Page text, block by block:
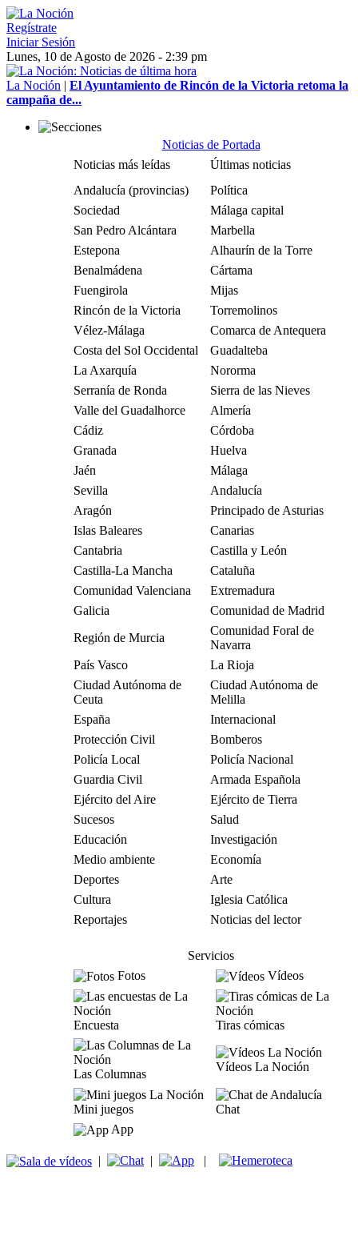
Regístrate
Iniciar Sesión
Lunes, 10 de Agosto de 2026 - 2:39 pm
La Noción | El Ayuntamiento de Rincón de la Victoria retoma la
campaña de...
Noticias de Portada
Noticias más leídas
Últimas noticias
Andalucía (provincias)
Política
Sociedad
Málaga capital
San Pedro Alcántara
Marbella
Estepona
Alhaurín de la Torre
Benalmádena
Cártama
Fuengirola
Mijas
Rincón de la Victoria
Torremolinos
Vélez-Málaga
Comarca de Antequera
Costa del Sol Occidental
Guadalteba
La Axarquía
Nororma
Serranía de Ronda
Sierra de las Nieves
Valle del Guadalhorce
Almería
Cádiz
Córdoba
Granada
Huelva
Jaén
Málaga
Sevilla
Andalucía
Aragón
Principado de Asturias
Islas Baleares
Canarias
Cantabria
Castilla y León
Castilla-La Mancha
Cataluña
Comunidad Valenciana
Extremadura
Galicia
Comunidad de Madrid
Región de Murcia
Comunidad Foral de
Navarra
País Vasco
La Rioja
Ciudad Autónoma de
Ceuta
Ciudad Autónoma de
Melilla
España
Internacional
Protección Civil
Bomberos
Policía Local
Policía Nacional
Guardia Civil
Armada Española
Ejército del Aire
Ejército de Tierra
Sucesos
Salud
Educación
Investigación
Medio ambiente
Economía
Deportes
Arte
Cultura
Iglesia Católica
Reportajes
Noticias del lector
Servicios
Fotos
Vídeos
Encuesta Tiras cómicas
Las Columnas
Vídeos La Noción
Mini juegos
Chat
App
| | |